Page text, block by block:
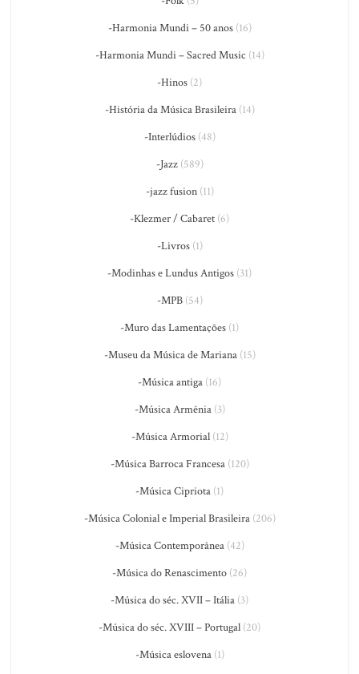
-Harmonia Mundi – 50 anos(16)
-Harmonia Mundi – Sacred Music (14)
-Hinos (2)
-História da Música Brasileira(14)
-Interlúdios(48)
-Jazz(589)
-jazz fusion(11)
-Klezmer / Cabaret (6)
-Livros(1)
-Modinhas e Lundus Antigos (31)
-MPB(54)
-Muro das Lamentações (1)
-Museu da Música de Mariana(15)
-Música antiga (16)
-Música Armênia(3)
-Música Armorial(12)
-Música Barroca Francesa(120)
-Música Cipriota (1)
-Música Colonial e Imperial Brasileira(206)
-Música Contemporânea(42)
-Música do Renascimento (26)
-Música do séc. XVII – Itália (3)
-Música do séc. XVIII – Portugal (20)
-Música eslovena(1)